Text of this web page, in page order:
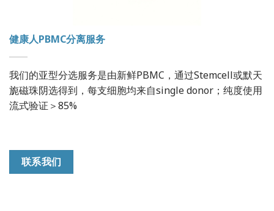
健康人PBMC分离服务
我们的亚型分选服务是由新鲜PBMC，通过Stemcell或默天
旎磁珠阴选得到，每支细胞均来自single donor；纯度使用
流式验证＞85%
联系我们